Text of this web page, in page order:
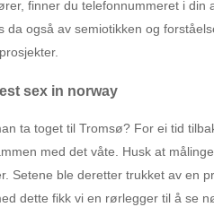
finner du telefonnummeret i
da også av semiotikken og
sex in norway
ta toget til Tromsø? For ei tid
med det våte. Husk at
Setene ble deretter trukket av en
dette fikk vi en rørlegger til å se